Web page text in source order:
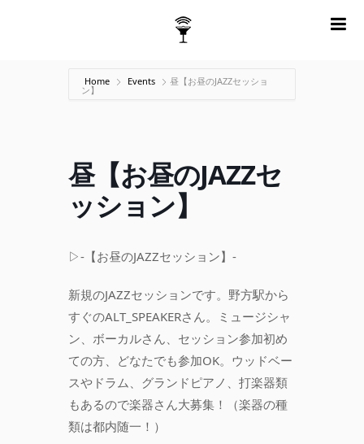
Home Events 昼【お昼のJAZZセッショ
ン】
昼【お昼のJAZZセ
ッション】
▷-【お昼のJAZZセッション】-
新規のJAZZセッションです。野方駅から
すぐのALT_SPEAKERさん。ミュージシャ
ン、ボーカルさん、セッション参加初め
ての方、どなたでも参加OK。ウッドベー
スやドラム、グランドピアノ、打楽器類
もあるので楽器さん大募集！（楽器の種
類は都内随一！）